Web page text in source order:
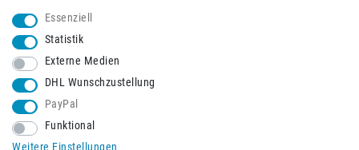
Essenziell
Statistik
Externe Medien
DHL Wunschzustellung
PayPal
Funktional
Weitere Einstellungen